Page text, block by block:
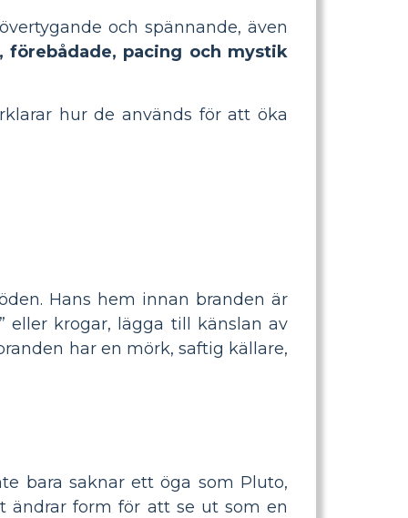
och spännande, även
förebådade, pacing och mystik
hur de används för att öka
Hans hem innan branden är
eller krogar, lägga till känslan av
har en mörk, saftig källare,
bara saknar ett öga som Pluto,
ändrar form för att se ut som en